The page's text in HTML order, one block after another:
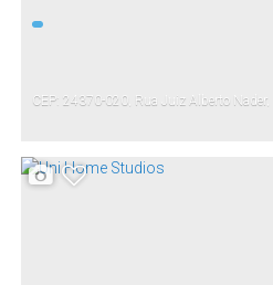
CEP: 24370-020 Rua Juiz Alberto Nader,